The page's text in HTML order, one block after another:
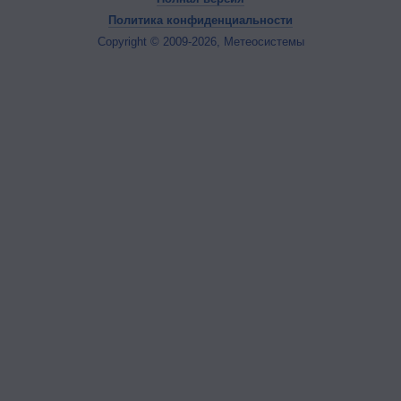
Политика конфиденциальности
Copyright © 2009-2026, Метеосистемы